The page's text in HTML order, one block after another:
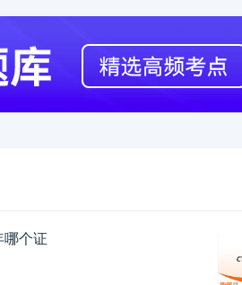
哪个证
2026年CFA机考考试地点